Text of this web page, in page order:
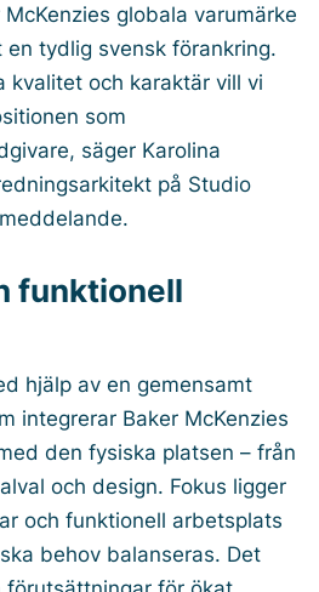
globala varumärke
tydlig svensk förankring.
kvalitet och karaktär vill vi
som
säger Karolina
på Studio
funktionell
hjälp av en gemensamt
integrerar Baker McKenzies
den fysiska platsen – från
och design. Fokus ligger
och funktionell arbetsplats
behov balanseras. Det